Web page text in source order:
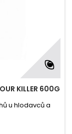
KILLER 600G
u hlodavců a